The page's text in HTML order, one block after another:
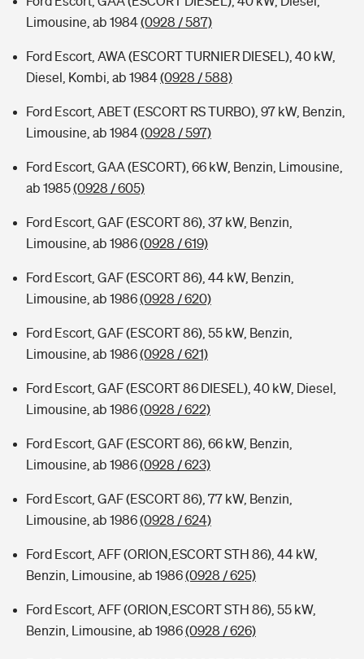
Limousine, ab 1984(0928 / 587)
Ford Escort, AWA (ESCORT TURNIER DIESEL), 40 kW,
Diesel, Kombi, ab 1984(0928 / 588)
Ford Escort, ABET (ESCORT RS TURBO), 97 kW, Benzin,
Limousine, ab 1984(0928 / 597)
Ford Escort, GAA (ESCORT), 66 kW, Benzin, Limousine,
ab 1985(0928 / 605)
Ford Escort, GAF (ESCORT 86), 37 kW, Benzin,
Limousine, ab 1986(0928 / 619)
Ford Escort, GAF (ESCORT 86), 44 kW, Benzin,
Limousine, ab 1986(0928 / 620)
Ford Escort, GAF (ESCORT 86), 55 kW, Benzin,
Limousine, ab 1986(0928 / 621)
Ford Escort, GAF (ESCORT 86 DIESEL), 40 kW, Diesel,
Limousine, ab 1986(0928 / 622)
Ford Escort, GAF (ESCORT 86), 66 kW, Benzin,
Limousine, ab 1986(0928 / 623)
Ford Escort, GAF (ESCORT 86), 77 kW, Benzin,
Limousine, ab 1986(0928 / 624)
Ford Escort, AFF (ORION,ESCORT STH 86), 44 kW,
Benzin, Limousine, ab 1986(0928 / 625)
Ford Escort, AFF (ORION,ESCORT STH 86), 55 kW,
Benzin, Limousine, ab 1986(0928 / 626)